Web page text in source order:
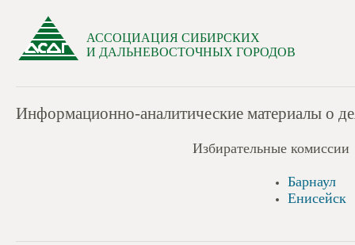
АССОЦИАЦИЯ СИБИРСКИХ
И ДАЛЬНЕВОСТОЧНЫХ ГОРОДОВ
Информационно-аналитические материалы о
Избирательные комиссии
Барнаул
Енисейск